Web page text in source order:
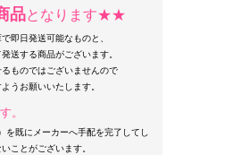
品となります★★
即日発送可能なものと、
送する商品がございます。
ものではございませんので
。
を既にメーカーへ手配を完了してし
ことがございます。